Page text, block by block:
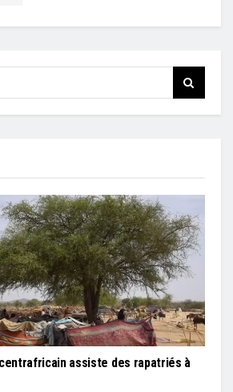
assiste des rapatriés à